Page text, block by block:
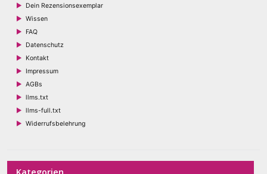
Dein Rezensionsexemplar
Wissen
FAQ
Datenschutz
Kontakt
Impressum
AGBs
llms.txt
llms-full.txt
Widerrufsbelehrung